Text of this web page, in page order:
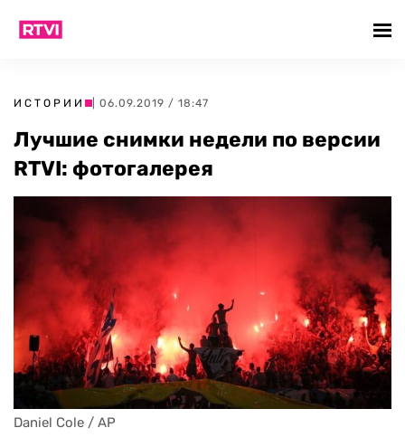
ИСТОРИИ | 06.09.2019 / 18:47
Лучшие снимки недели по версии
RTVI: фотогалерея
Daniel Cole / AP